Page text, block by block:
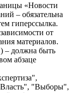
«Новости
– обязательна
гиперссылка.
от
материалов.
– должна быть
абзаце
"Выборы",